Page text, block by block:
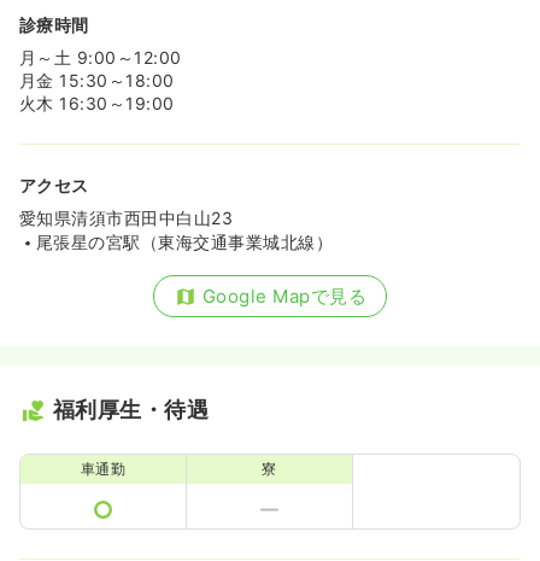
診療時間
月～土 9:00～12:00
月金 15:30～18:00
火木 16:30～19:00
アクセス
愛知県清須市西田中白山23
尾張星の宮駅（東海交通事業城北線）
Google Mapで見る
福利厚生・待遇
車通勤 寮